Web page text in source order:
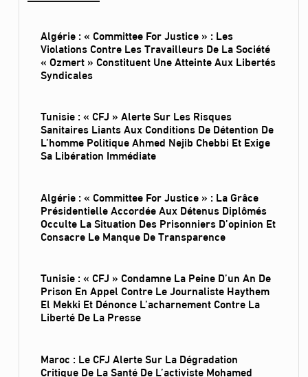
Algérie : « Committee For Justice » : Les
Violations Contre Les Travailleurs De La Société
« Ozmert » Constituent Une Atteinte Aux Libertés
Syndicales
Tunisie : « CFJ » Alerte Sur Les Risques
Sanitaires Liants Aux Conditions De Détention De
L’homme Politique Ahmed Nejib Chebbi Et Exige
Sa Libération Immédiate
Algérie : « Committee For Justice » : La Grâce
Présidentielle Accordée Aux Détenus Diplômés
Occulte La Situation Des Prisonniers D’opinion Et
Consacre Le Manque De Transparence
Tunisie : « CFJ » Condamne La Peine D’un An De
Prison En Appel Contre Le Journaliste Haythem
El Mekki Et Dénonce L’acharnement Contre La
Liberté De La Presse
Maroc : Le CFJ Alerte Sur La Dégradation
Critique De La Santé De L’activiste Mohamed